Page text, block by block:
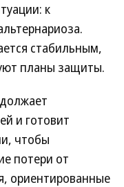
к
стабильным,
планы защиты.
и готовит
чтобы
потери от
ориентированные